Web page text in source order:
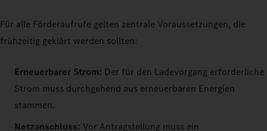
Für alle Förderaufrufe gelten zentrale Voraussetzungen, die
frühzeitig geklärt werden sollten:
Erneuerbarer Strom: Der für den Ladevorgang erforderliche
Strom muss durchgehend aus erneuerbaren Energien
stammen.
Netzanschluss: Vor Antragstellung muss ein